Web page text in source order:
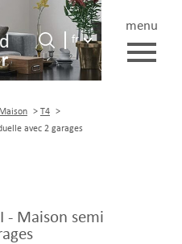
menu
Langue
fr
Maison
T4
avec 2 garages
- Maison semi